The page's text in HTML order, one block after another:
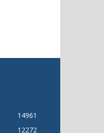
14961
12272